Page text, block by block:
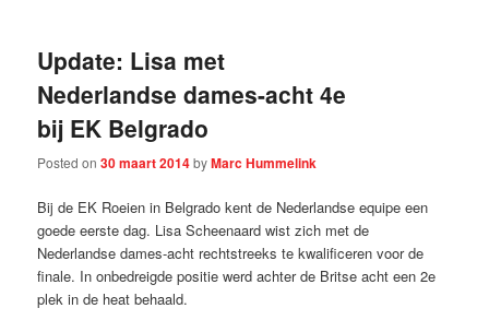
Update: Lisa met
Nederlandse dames-acht 4e
bij EK Belgrado
Posted on30 maart 2014byMarc Hummelink
Bij de EK Roeien in Belgrado kent de Nederlandse equipe een
goede eerste dag. Lisa Scheenaard wist zich met de
Nederlandse dames-acht rechtstreeks te kwalificeren voor de
finale. In onbedreigde positie werd achter de Britse acht een 2e
plek in de heat behaald.